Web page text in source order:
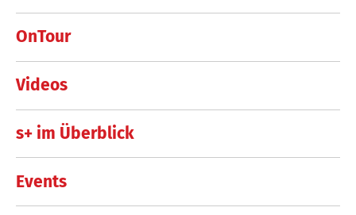
OnTour
Videos
s+ im Überblick
Events